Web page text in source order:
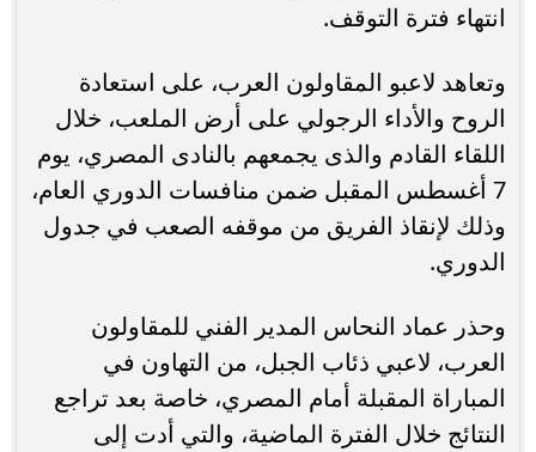
انتهاء فترة التوقف.
وتعاهد لاعبو المقاولون العرب، على استعادة
الروح والأداء الرجولي على أرض الملعب، خلال
اللقاء القادم والذى يجمعهم بالنادى المصري، يوم
7 أغسطس المقبل ضمن منافسات الدوري العام،
وذلك لإنقاذ الفريق من موقفه الصعب في جدول
الدوري.
وحذر عماد النحاس المدير الفني للمقاولون
العرب، لاعبي ذئاب الجبل، من التهاون في
المباراة المقبلة أمام المصري، خاصة بعد تراجع
النتائج خلال الفترة الماضية، والتي أدت إلى